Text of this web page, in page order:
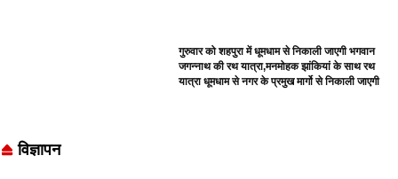
गुरुवार को शहपुरा में धूमधाम से निकाली जाएगी भगवान
जगन्नाथ की रथ यात्रा,मनमोहक झांकियां के साथ रथ
यात्रा धूमधाम से नगर के प्रमुख मार्गो से निकाली जाएगी
विज्ञापन